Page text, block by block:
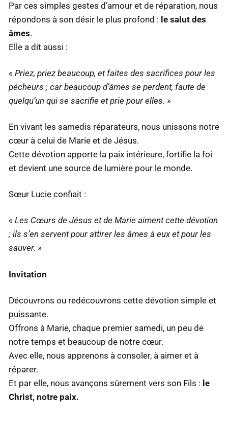
Par ces simples gestes d’amour et de réparation, nous
répondons à son désir le plus profond : le salut des
âmes.
Elle a dit aussi :
« Priez, priez beaucoup, et faites des sacrifices pour les
pécheurs ; car beaucoup d’âmes se perdent, faute de
quelqu’un qui se sacrifie et prie pour elles. »
En vivant les samedis réparateurs, nous unissons notre
cœur à celui de Marie et de Jésus.
Cette dévotion apporte la paix intérieure, fortifie la foi
et devient une source de lumière pour le monde.
Sœur Lucie confiait :
« Les Cœurs de Jésus et de Marie aiment cette dévotion
; ils s’en servent pour attirer les âmes à eux et pour les
sauver. »
Invitation
Découvrons ou redécouvrons cette dévotion simple et
puissante.
Offrons à Marie, chaque premier samedi, un peu de
notre temps et beaucoup de notre cœur.
Avec elle, nous apprenons à consoler, à aimer et à
réparer.
Et par elle, nous avançons sûrement vers son Fils : le
Christ, notre paix.